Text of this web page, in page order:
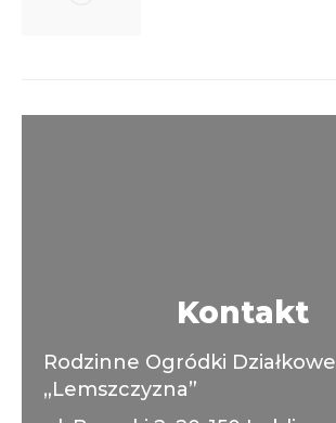
Kontakt
Rodzinne Ogródki Działkowe
„Lemszczyzna”